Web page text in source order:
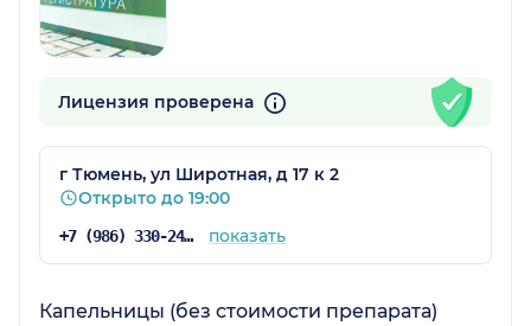
Лицензия проверена
г Тюмень, ул Широтная, д 17 к 2
Открыто до 19:00
+7 (986) 330-24-65 показать
Капельницы (без стоимости препарата)